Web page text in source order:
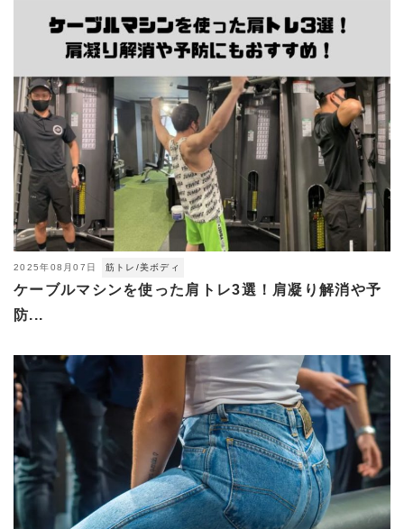
2025年08月07日 筋トレ/美ボディ
ケーブルマシンを使った肩トレ3選！肩凝り解消や予
防...